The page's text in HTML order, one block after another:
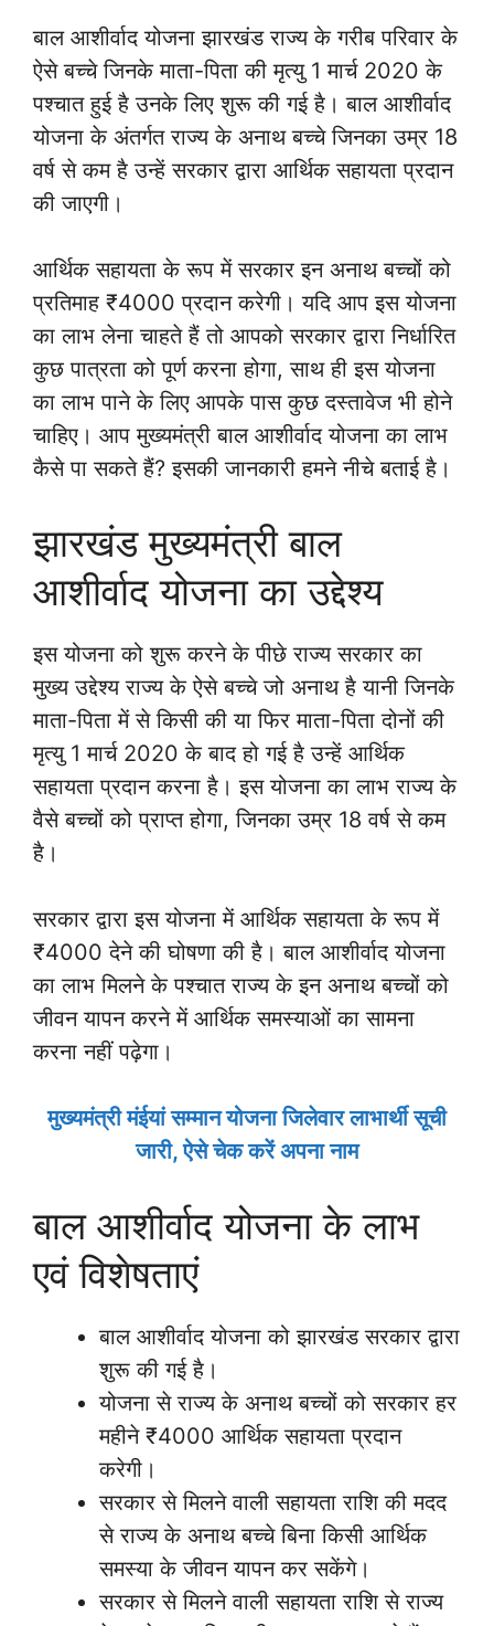
बाल आशीर्वाद योजना झारखंड राज्य के गरीब परिवार के
ऐसे बच्चे जिनके माता-पिता की मृत्यु 1 मार्च 2020 के
पश्चात हुई है उनके लिए शुरू की गई है। बाल आशीर्वाद
योजना के अंतर्गत राज्य के अनाथ बच्चे जिनका उम्र 18
वर्ष से कम है उन्हें सरकार द्वारा आर्थिक सहायता प्रदान
की जाएगी।
आर्थिक सहायता के रूप में सरकार इन अनाथ बच्चों को
प्रतिमाह ₹4000 प्रदान करेगी। यदि आप इस योजना
का लाभ लेना चाहते हैं तो आपको सरकार द्वारा निर्धारित
कुछ पात्रता को पूर्ण करना होगा, साथ ही इस योजना
का लाभ पाने के लिए आपके पास कुछ दस्तावेज भी होने
चाहिए। आप मुख्यमंत्री बाल आशीर्वाद योजना का लाभ
कैसे पा सकते हैं? इसकी जानकारी हमने नीचे बताई है।
झारखंड मुख्यमंत्री बाल
आशीर्वाद योजना का उद्देश्य
इस योजना को शुरू करने के पीछे राज्य सरकार का
मुख्य उद्देश्य राज्य के ऐसे बच्चे जो अनाथ है यानी जिनके
माता-पिता में से किसी की या फिर माता-पिता दोनों की
मृत्यु 1 मार्च 2020 के बाद हो गई है उन्हें आर्थिक
सहायता प्रदान करना है। इस योजना का लाभ राज्य के
वैसे बच्चों को प्राप्त होगा, जिनका उम्र 18 वर्ष से कम
है।
सरकार द्वारा इस योजना में आर्थिक सहायता के रूप में
₹4000 देने की घोषणा की है। बाल आशीर्वाद योजना
का लाभ मिलने के पश्चात राज्य के इन अनाथ बच्चों को
जीवन यापन करने में आर्थिक समस्याओं का सामना
करना नहीं पढ़ेगा।
मुख्यमंत्री मंईयां सम्मान योजना जिलेवार लाभार्थी सूची
जारी, ऐसे चेक करें अपना नाम
बाल आशीर्वाद योजना के लाभ
एवं विशेषताएं
बाल आशीर्वाद योजना को झारखंड सरकार द्वारा
शुरू की गई है।
योजना से राज्य के अनाथ बच्चों को सरकार हर
महीने ₹4000 आर्थिक सहायता प्रदान
करेगी।
सरकार से मिलने वाली सहायता राशि की मदद
से राज्य के अनाथ बच्चे बिना किसी आर्थिक
समस्या के जीवन यापन कर सकेंगे।
सरकार से मिलने वाली सहायता राशि से राज्य